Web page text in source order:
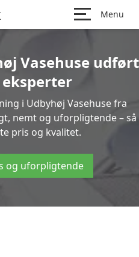
Menu
Vasehuse udført
i Udbyhøj Vasehuse fra
nemt og uforpligtende – så
pris og kvalitet.
og uforpligtende